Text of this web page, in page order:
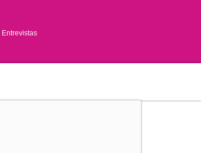
Entrevistas